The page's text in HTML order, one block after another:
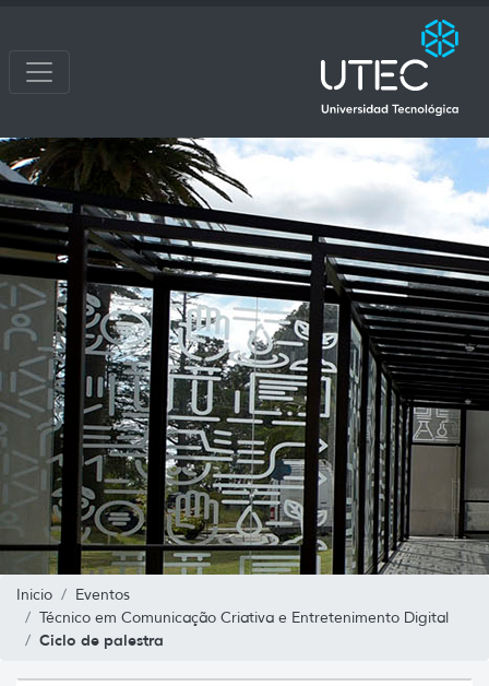
Inicio
Eventos
Técnico em Comunicação Criativa e Entretenimento Digital
Ciclo de palestra